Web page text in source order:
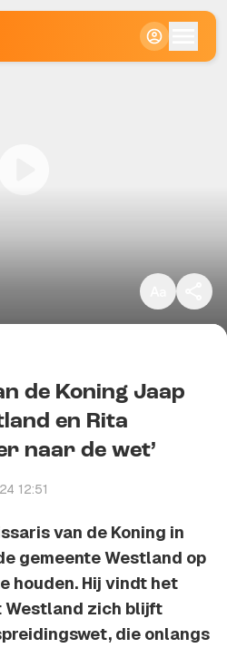
de Koning Jaap
en Rita
naar de wet’
12:51
van de Koning in
gemeente Westland op
houden. Hij vindt het
Westland zich blijft
die onlangs